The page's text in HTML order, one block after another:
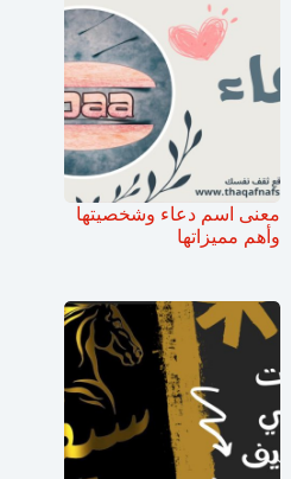
معنى اسم دعاء وشخصيتها
وأهم مميزاتها